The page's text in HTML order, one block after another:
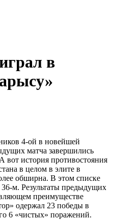
в
4-ой в новейшей
матча завершились
вот история противостояния
в целом в элите в
обширна. В этом списке
м. Результаты предыдущих
преимуществе
одержал 23 победы в
6 «чистых» поражений.